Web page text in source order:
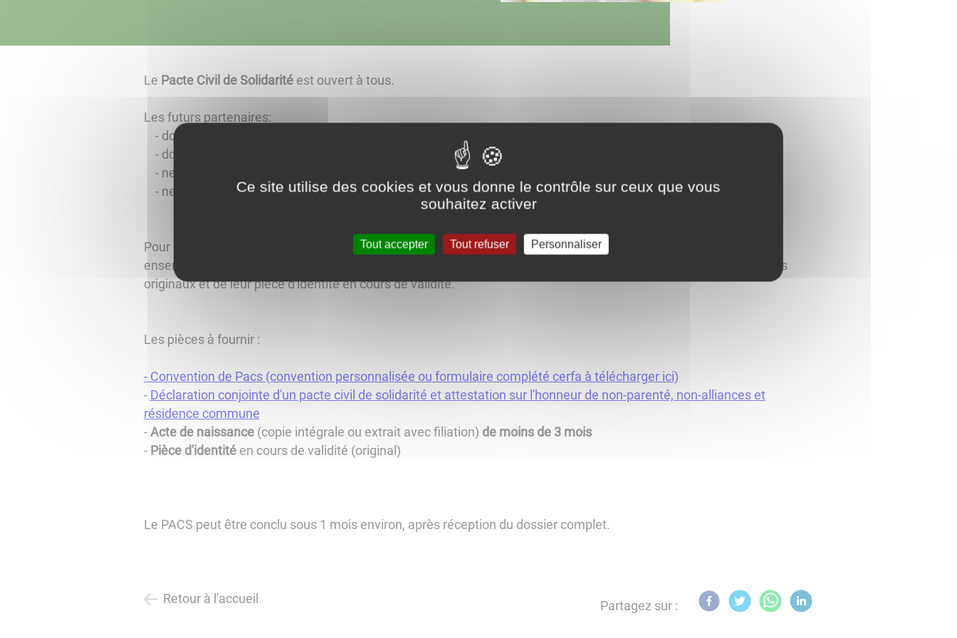
Le Pacte Civil de Solidaritéest ouvert à tous.
Les futurs partenaires:
- doivent être majeurs,
- doivent être juridiquement capables (tutelle et curatelle sous conditions),
- ne doivent pas être déjà mariés ou pacsés,
- ne doivent pas avoir entre eux de liens familiaux directs.
Pour la déclaration conjointe d'enregistrement du Pacs, les futurs partenaires doivent se présenter en personne et
ensemble à l'officier d'état civil de la mairie où ils déposent leur Pacs, ou auprès d'un notaire, munis des documents
originaux et de leur pièce d'identité en cours de validité.
Les pièces à fournir :
- Convention de Pacs(convention personnalisée ou formulaire complété cerfa à télécharger ici)
- Déclaration conjointe d'un pacte civil de solidarité et attestation sur l'honneur de non-parenté, non-alliances et
résidence commune
-Acte de naissance(copie intégrale ou extrait avec filiation) de moins de 3 mois
- Pièce d'identitéen cours de validité (original)
Le PACS peut être conclu sous 1 mois environ, après réception du dossier complet.
Retour à l'accueil Partagez sur :
Ce site utilise des cookies et vous donne le contrôle sur ceux que vous
souhaitez activer
Tout accepter Tout refuser Personnaliser